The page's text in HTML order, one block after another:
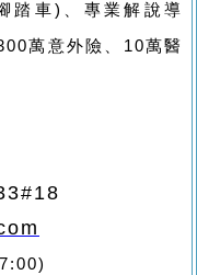
踏車)
、專業解說導
萬意外險、 10萬醫